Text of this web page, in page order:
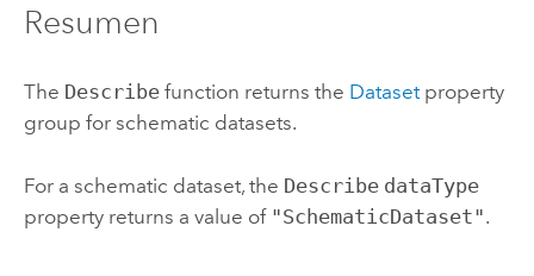
Resumen
The Describefunction returns the Datasetproperty
group for schematic datasets.
For a schematic dataset, the Describe dataType
property returns a value of "SchematicDataset".